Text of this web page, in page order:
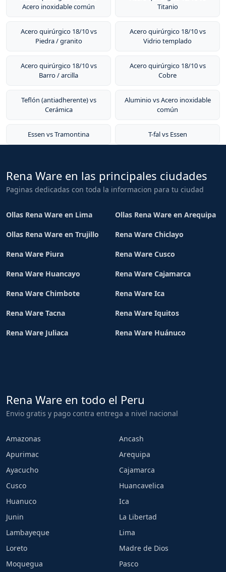
Acero inoxidable común
Titanio
Acero quirúrgico 18/10 vs
Piedra / granito
Acero quirúrgico 18/10 vs
Vidrio templado
Acero quirúrgico 18/10 vs
Barro / arcilla
Acero quirúrgico 18/10 vs
Cobre
Teflón (antiadherente) vs
Cerámica
Aluminio vs Acero inoxidable
común
Essen vs Tramontina T-fal vs Essen
Rena Ware en las principales ciudades
Paginas dedicadas con toda la informacion para tu ciudad
Ollas Rena Ware en Lima Ollas Rena Ware en Arequipa
Ollas Rena Ware en Trujillo Rena Ware Chiclayo
Rena Ware Piura Rena Ware Cusco
Rena Ware Huancayo Rena Ware Cajamarca
Rena Ware Chimbote Rena Ware Ica
Rena Ware Tacna Rena Ware Iquitos
Rena Ware Juliaca Rena Ware Huánuco
Rena Ware en todo el Peru
Envio gratis y pago contra entrega a nivel nacional
Amazonas
Ancash
Apurimac
Arequipa
Ayacucho
Cajamarca
Cusco
Huancavelica
Huanuco
Ica
Junin
La Libertad
Lambayeque
Lima
Loreto
Madre de Dios
Moquegua
Pasco